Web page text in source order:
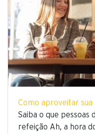
Como aproveitar sua
Saiba o que pessoas
refeição Ah, a hora